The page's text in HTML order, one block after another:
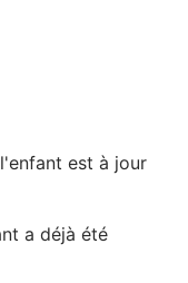
est à jour
a déjà été